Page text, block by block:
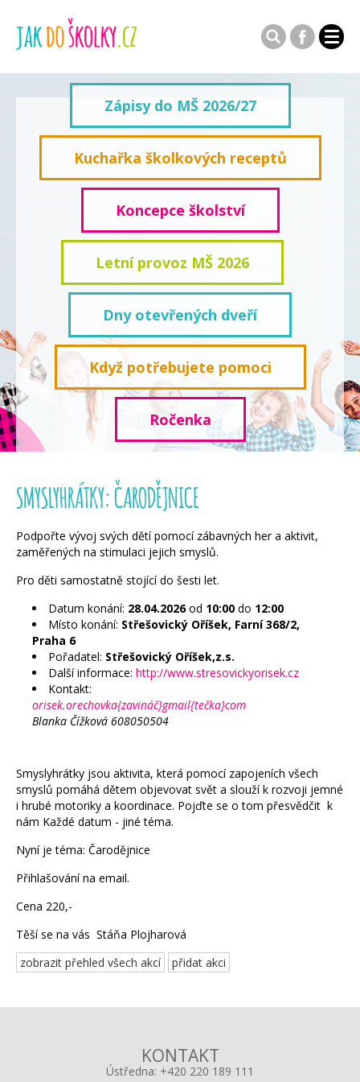
Zápisy do MŠ 2026/27
Kuchařka školkových receptů
Koncepce školství
Letní provoz MŠ 2026
Dny otevřených dveří
Když potřebujete pomoci
Ročenka
SMYSLYHRÁTKY: ČARODĚJNICE
Podpořte vývoj svých dětí pomocí zábavných her a aktivit,
zaměřených na stimulaci jejich smyslů.
Pro děti samostatně stojící do šesti let.
Datum konání: 28.04.2026od 10:00 do 12:00
Místo konání: Střešovický Oříšek, Farní 368/2,
Praha 6
Pořadatel: Střešovický Oříšek,z.s.
Další informace: http://www.stresovickyorisek.cz
Kontakt:
orisek.orechovka{zavináč}gmail{tečka}com
Blanka Čížková 608050504
Smyslyhrátky jsou aktivita, která pomocí zapojeních všech
smyslů pomáhá dětem objevovat svět a slouží k rozvoji jemné
i hrubé motoriky a koordinace. Pojďte se o tom přesvědčit k
nám Každé datum - jiné téma.
Nyní je téma: Čarodějnice
Přihlašování na email.
Cena 220,-
Těší se na vás Stáňa Plojharová
zobrazit přehled všech akcí
přidat akci
KONTAKT
Ústředna: +420 220 189 111